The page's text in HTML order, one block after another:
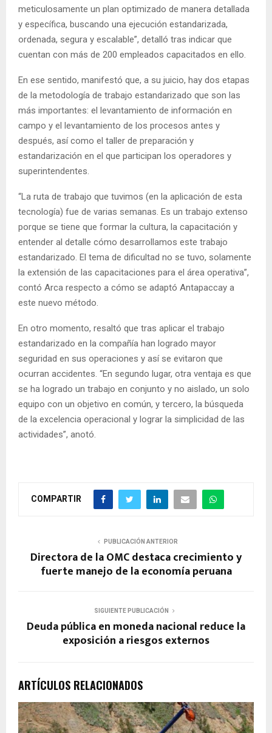
meticulosamente un plan optimizado de manera detallada
y específica, buscando una ejecución estandarizada,
ordenada, segura y escalable”, detalló tras indicar que
cuentan con más de 200 empleados capacitados en ello.
En ese sentido, manifestó que, a su juicio, hay dos etapas
de la metodología de trabajo estandarizado que son las
más importantes: el levantamiento de información en
campo y el levantamiento de los procesos antes y
después, así como el taller de preparación y
estandarización en el que participan los operadores y
superintendentes.
“La ruta de trabajo que tuvimos (en la aplicación de esta
tecnología) fue de varias semanas. Es un trabajo extenso
porque se tiene que formar la cultura, la capacitación y
entender al detalle cómo desarrollamos este trabajo
estandarizado. El tema de dificultad no se tuvo, solamente
la extensión de las capacitaciones para el área operativa”,
contó Arca respecto a cómo se adaptó Antapaccay a
este nuevo método.
En otro momento, resaltó que tras aplicar el trabajo
estandarizado en la compañía han logrado mayor
seguridad en sus operaciones y así se evitaron que
ocurran accidentes. “En segundo lugar, otra ventaja es que
se ha logrado un trabajo en conjunto y no aislado, un solo
equipo con un objetivo en común, y tercero, la búsqueda
de la excelencia operacional y lograr la simplicidad de las
actividades”, anotó.
COMPARTIR
PUBLICACIÓN ANTERIOR
Directora de la OMC destaca crecimiento y
fuerte manejo de la economía peruana
SIGUIENTE PUBLICACIÓN
Deuda pública en moneda nacional reduce la
exposición a riesgos externos
ARTÍCULOS RELACIONADOS